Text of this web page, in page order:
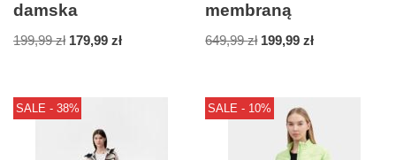
damska
199,99zł 179,99 zł
membraną
649,99zł 199,99zł
SALE - 38% SALE - 10%